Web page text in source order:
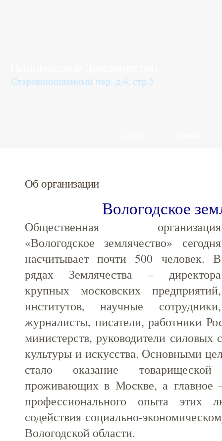
Староконюшенный пер. д.4, стр.5
Об организации
Вологодское
Общественная организация
«Вологодское землячество» сегодня
насчитывает почти 500 человек. В
рядах Землячества – директора
крупных московских предприятий,
институтов, научные сотрудники,
журналисты, писатели, работники
министерств, руководители силовых
культуры и искусства. Основными
стало оказание
проживающих в Москве, а главное
профессионального опыта
содействия социально-
Вологодской области.